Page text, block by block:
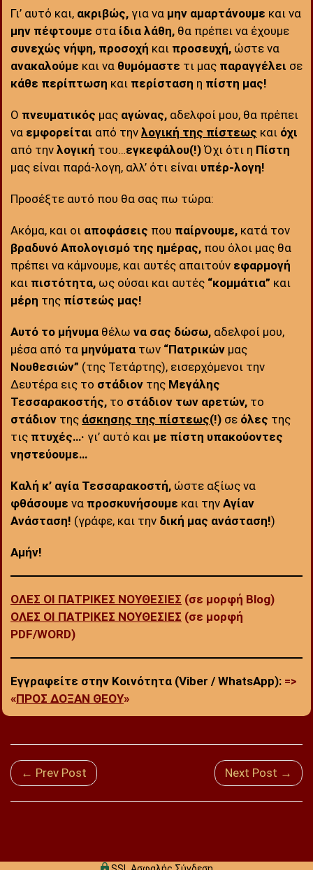
Γι’ αυτό και, ακριβώς, για να μην αμαρτάνουμε και να
μην πέφτουμε στα ίδια λάθη, θα πρέπει να έχουμε
συνεχώς νήψη, προσοχή και προσευχή, ώστε να
ανακαλούμε και να θυμόμαστε τι μας παραγγέλει σε
κάθε περίπτωση και περίσταση η πίστη μας!
Ο πνευματικός μας αγώνας, αδελφοί μου, θα πρέπει
να εμφορείται από την λογική της πίστεως και όχι
από την λογική του…εγκεφάλου(!)Όχι ότι η Πίστη
μας είναι παρά-λογη, αλλ’ ότι είναι υπέρ-λογη!
Προσέξτε αυτό που θα σας πω τώρα:
Ακόμα, και οι αποφάσεις που παίρνουμε, κατά τον
βραδυνό Απολογισμό της ημέρας, που όλοι μας θα
πρέπει να κάμνουμε, και αυτές απαιτούν εφαρμογή
και πιστότητα, ως ούσαι και αυτές “κομμάτια” και
μέρη της πίστεώς μας!
Αυτό το μήνυμα θέλω να σας δώσω, αδελφοί μου,
μέσα από τα μηνύματα των “Πατρικών μας
Νουθεσιών” (της Τετάρτης), εισερχόμενοι την
Δευτέρα εις το στάδιον της Μεγάλης
Τεσσαρακοστής, το στάδιον των αρετών, το
στάδιον της άσκησης της πίστεως(!) σε όλες της
τις πτυχές…· γι’ αυτό και με πίστη υπακούοντες
νηστεύουμε…
Καλή κ’ αγία Τεσσαρακοστή, ώστε αξίως να
φθάσουμε να προσκυνήσουμε και την Αγίαν
Ανάσταση! (γράφε, και την δική μας ανάσταση!)
Αμήν!
ΟΛΕΣ ΟΙ ΠΑΤΡΙΚΕΣ ΝΟΥΘΕΣΙΕΣ (σε μορφή Blog)
ΟΛΕΣ ΟΙ ΠΑΤΡΙΚΕΣ ΝΟΥΘΕΣΙΕΣ (σε μορφή
PDF/WORD)
Εγγραφείτε στην Κοινότητα (Viber / WhatsApp): =>
«ΠΡΟΣ ΔΟΞΑΝ ΘΕΟΥ»
← Prev Post Next Post →